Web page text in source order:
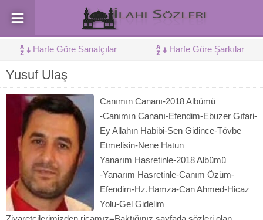
Harfe Göre Sanatçılar Harfe Göre Şarkılar
Yusuf Ulaş
Canımın Cananı-2018 Albümü
-Canımın Cananı-Efendim-Ebuzer Gıfari-
Ey Allahın Habibi-Sen Gidince-Tövbe
Etmelisin-Nene Hatun
Yanarım Hasretinle-2018 Albümü
-Yanarım Hasretinle-Canım Özüm-
Efendim-Hz.Hamza-Can Ahmed-Hicaz
Yolu-Gel Gidelim